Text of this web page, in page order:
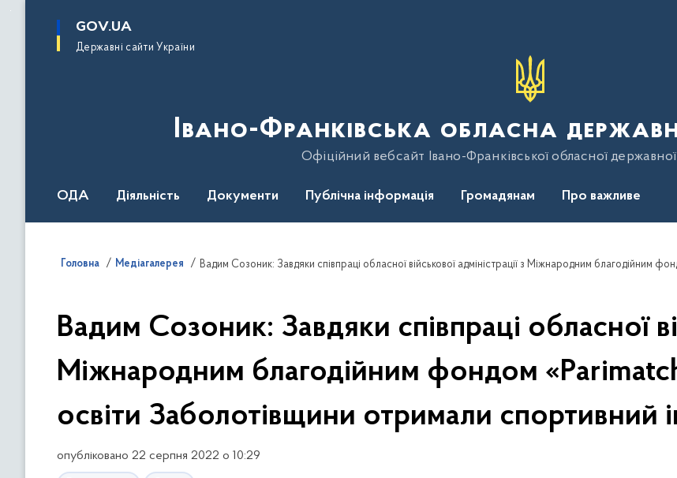
основного
GOV.UA
Державні сайти України
Івано-Франківська обласна
Офіційний вебсайт Івано-Франківської обласної державної
ОДА Діяльність Документи Публічна інформація Громадянам Про важливе
Головна Медіагалерея
Вадим Созоник: Завдяки співпраці обласної
Міжнародним благодійним фондом
освіти Заболотівщини отримали спортивний
опубліковано 22 серпня 2022 о 10:29